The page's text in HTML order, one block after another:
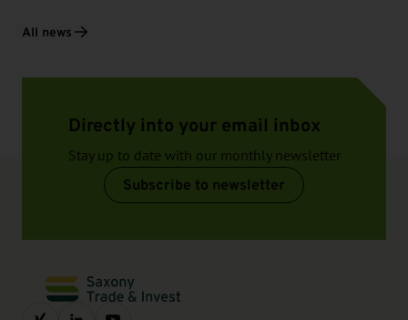
All news
Directly into your email inbox
Stay up to date with our monthly newsletter
Subscribe to newsletter